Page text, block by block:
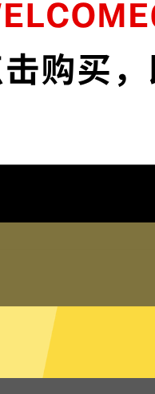
“连
媒
快区加速器
您全面
琐配置
频、社交网络、海淘购物
，并在此基础上更好地保